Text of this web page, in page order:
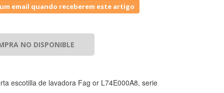
email quando receberem este artigo
NO DISPONIBLE
escotilla de lavadora Fag or L74E000A8, serie